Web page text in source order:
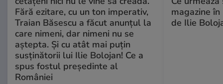
Fără ezitare, cu un ton imperativ,
Traian Băsescu a făcut anunțul la
care nimeni, dar nimeni nu se
aștepta. Și cu atât mai puțin
susținătorii lui Ilie Bolojan! Ce a
spus fostul președinte al
României
magazine
de Ilie